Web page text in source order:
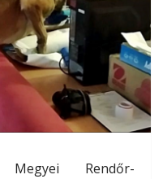
Megyei Rendőr-